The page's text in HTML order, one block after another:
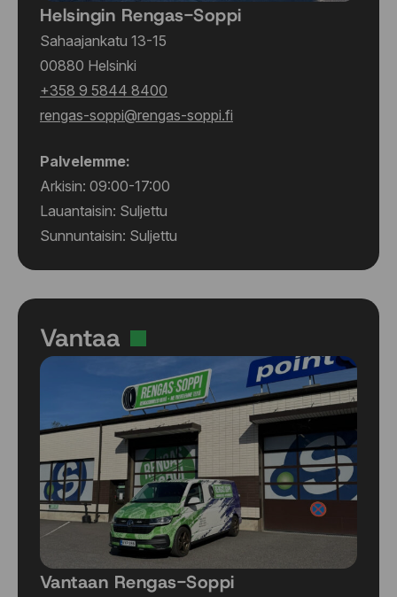
Helsingin Rengas-Soppi
Sahaajankatu 13-15
00880 Helsinki
+358 9 5844 8400
rengas-soppi@rengas-soppi.fi
Palvelemme:
Arkisin: 09:00-17:00
Lauantaisin: Suljettu
Sunnuntaisin: Suljettu
Vantaa
Vantaan Rengas-Soppi